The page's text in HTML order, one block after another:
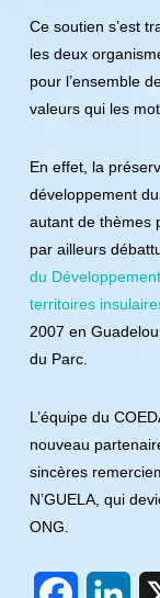
Ce soutien s’est
les deux
pour l’ensemble
valeurs qui les
En effet, la
développement
autant de thèmes
par ailleurs
du
territoires
2007 en
du Parc.
L’équipe du
nouveau
sincères
N’GUELA, qui
ONG.
Facebook